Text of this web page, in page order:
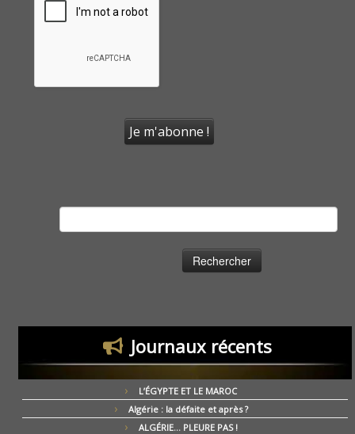
Journaux récents
L’ÉGYPTE ET LE MAROC
Algérie : la défaite et après ?
ALGÉRIE… PLEURE PAS !